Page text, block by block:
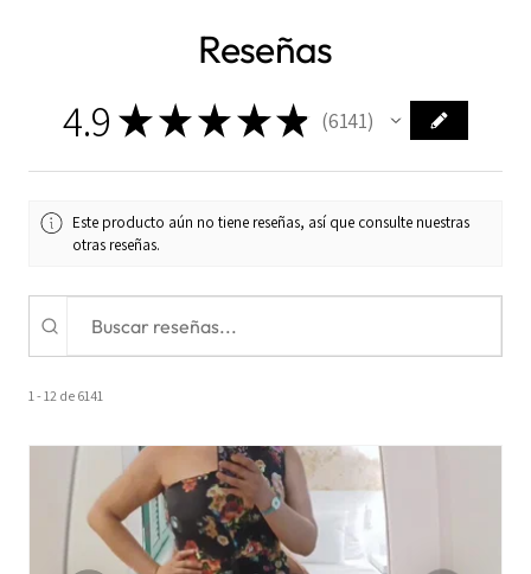
Reseñas
4.9 ★ ★ ★★★ 6141
6141
Este producto aún no tiene reseñas, así que consulte nuestras
otras reseñas.
1 - 12 de 6141